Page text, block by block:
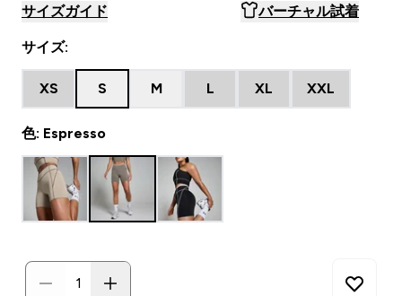
サイズガイド バーチャル試着
サイズ:
XS S M L XL XXL
色: Espresso